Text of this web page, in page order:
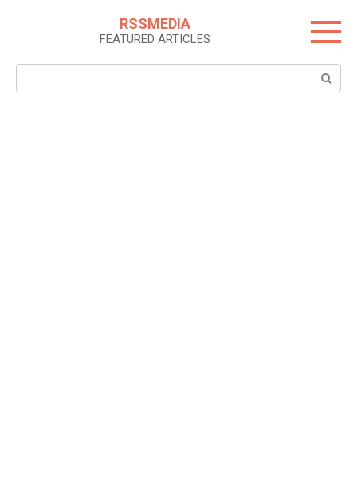
RSSMEDIA
FEATURED ARTICLES
Search: